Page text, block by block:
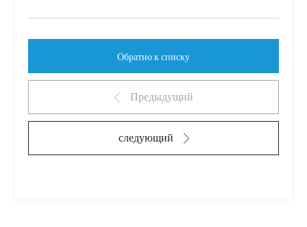
Предыдущий
Обратно к списку
следующий